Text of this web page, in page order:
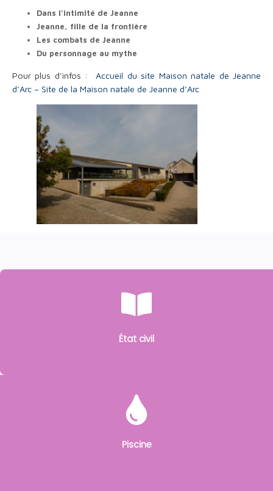
Dans l’intimité de Jeanne
Jeanne, fille de la frontière
Les combats de Jeanne
Du personnage au mythe
Pour plus d’infos :Accueil du site Maison natale de Jeanne
d’Arc – Site de la Maison natale de Jeanne d’Arc
État civil
Piscine